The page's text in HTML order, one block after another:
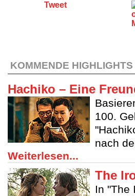
Tweet
KOMMENDE HIGHLIGHTS
Hachiko – Eine
100.
nach
Weiterlesen...
The
In "The